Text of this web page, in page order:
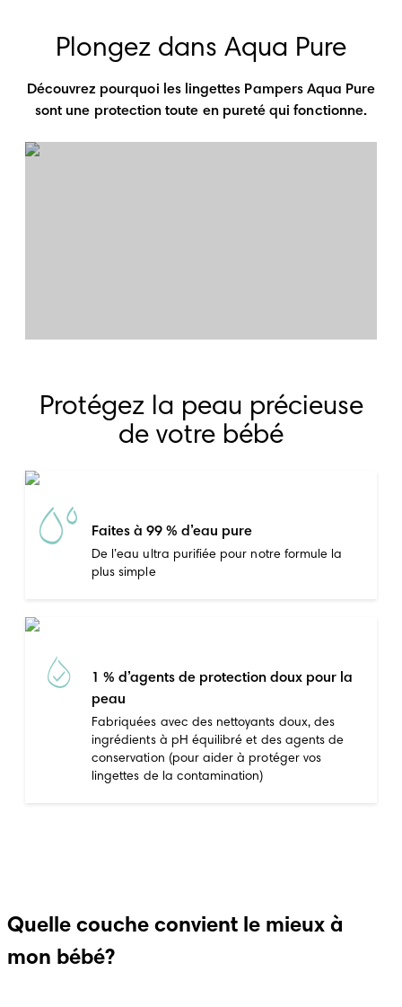
Plongez dans Aqua Pure
Découvrez pourquoi les lingettes Pampers Aqua Pure
sont une protection toute en pureté qui fonctionne.
Protégez la peau précieuse
de votre bébé
Faites à 99 % d’eau pure
De l’eau ultra purifiée pour notre formule la
plus simple
1 % d’agents de protection doux pour la
peau
Fabriquées avec des nettoyants doux, des
ingrédients à pH équilibré et des agents de
conservation (pour aider à protéger vos
lingettes de la contamination)
Quelle couche convient le mieux à
mon bébé?